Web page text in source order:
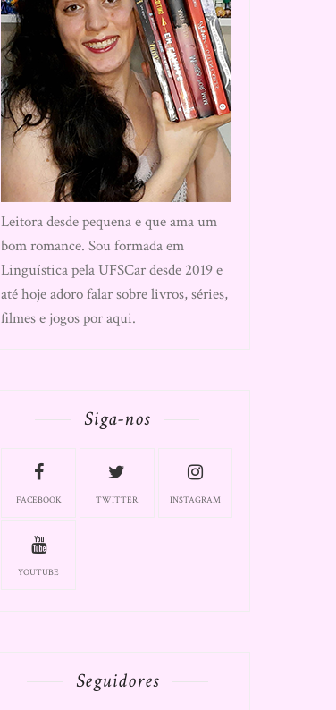
Leitora desde pequena e que ama um
bom romance. Sou formada em
Linguística pela UFSCar desde 2019 e
até hoje adoro falar sobre livros, séries,
filmes e jogos por aqui.
Siga-nos
FACEBOOK TWITTER INSTAGRAM
YOUTUBE
Seguidores